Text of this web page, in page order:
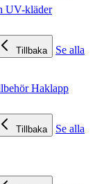
UV-kläder
Tillbaka
Se alla
Haklapp
Tillbaka
Se alla